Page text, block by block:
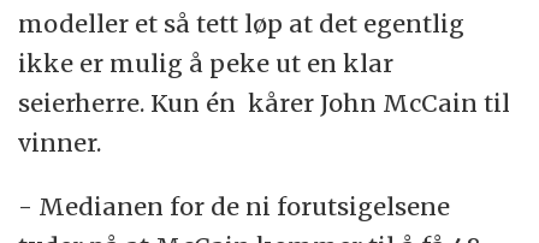
modeller et så tett løp at det egentlig
ikke er mulig å peke ut en klar
seierherre. Kun én kårer John McCain til
vinner.
- Medianen for de ni forutsigelsene